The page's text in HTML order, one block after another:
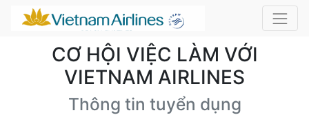
CƠ HỘI VIỆC LÀM VỚI
VIETNAM AIRLINES
Thông tin tuyển dụng